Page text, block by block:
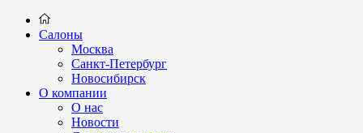
Салоны
Москва
Санкт-Петербург
Новосибирск
О компании
О нас
Новости